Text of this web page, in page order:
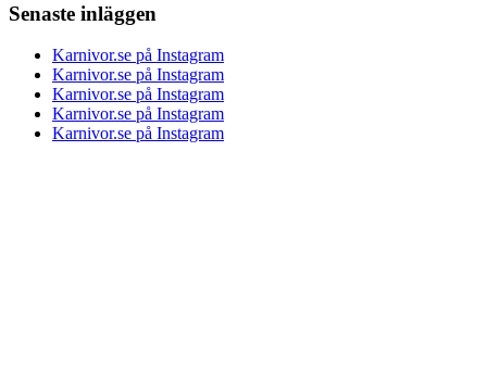
Senaste inläggen
Karnivor.se på Instagram
Karnivor.se på Instagram
Karnivor.se på Instagram
Karnivor.se på Instagram
Karnivor.se på Instagram